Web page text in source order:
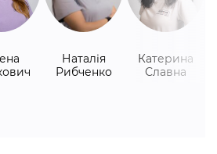
BTC, SOL, ETH, FDUSD, USDC,
Наталія
Рибченко
Катерина
Славна